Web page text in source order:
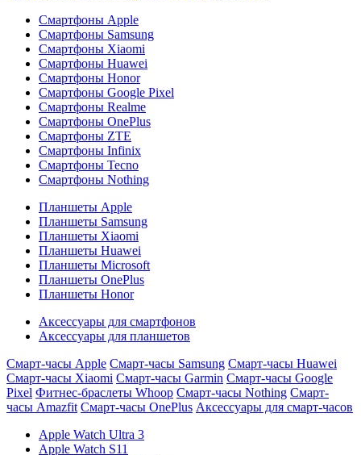
Смартфоны Apple
Смартфоны Samsung
Смартфоны Xiaomi
Смартфоны Huawei
Смартфоны Honor
Смартфоны Google Pixel
Смартфоны Realme
Смартфоны OnePlus
Смартфоны ZTE
Смартфоны Infinix
Смартфоны Tecno
Смартфоны Nothing
Планшеты Apple
Планшеты Samsung
Планшеты Xiaomi
Планшеты Huawei
Планшеты Microsoft
Планшеты OnePlus
Планшеты Honor
Аксессуары для смартфонов
Аксессуары для планшетов
Смарт-часы Apple Смарт-часы Samsung Смарт-часы Huawei
Смарт-часы Xiaomi Смарт-часы Garmin Смарт-часы Google
Pixel Фитнес-браслеты Whoop Смарт-часы Nothing Смарт-
часы Amazfit Смарт-часы OnePlus Аксессуары для смарт-часов
Apple Watch Ultra 3
Apple Watch S11